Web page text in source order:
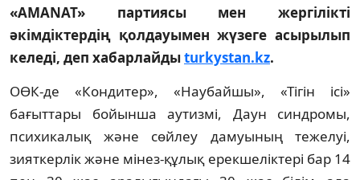
«AMANAT» партиясы мен жергілікті
әкімдіктердің қолдауымен жүзеге асырылып
келеді, деп хабарлайдыturkystan.kz.
ОӨК-де «Кондитер», «Наубайшы», «Тігін ісі»
бағыттары бойынша аутизмі, Даун синдромы,
психикалық және сөйлеу дамуының тежелуі,
зияткерлік және мінез-құлық ерекшеліктері бар 14